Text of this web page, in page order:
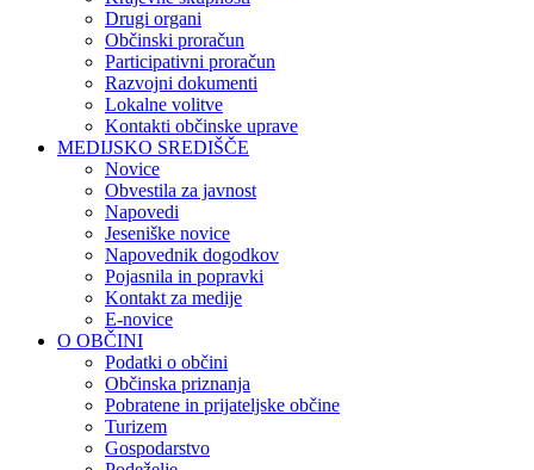
Drugi organi
Občinski proračun
Participativni proračun
Razvojni dokumenti
Lokalne volitve
Kontakti občinske uprave
MEDIJSKO SREDIŠČE
Novice
Obvestila za javnost
Napovedi
Jeseniške novice
Napovednik dogodkov
Pojasnila in popravki
Kontakt za medije
E-novice
O OBČINI
Podatki o občini
Občinska priznanja
Pobratene in prijateljske občine
Turizem
Gospodarstvo